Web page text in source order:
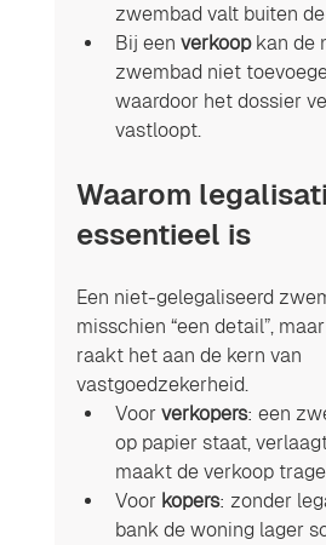
zwembad valt buiten
Bij een verkoop kan de
zwembad niet
waardoor het dossier
vastloopt.
Waarom
essentieel is
Een niet-gelegaliseerd
misschien “een detail”,
raakt het aan de kern van
vastgoedzekerheid.
Voor verkopers: een
op papier staat,
maakt de verkoop
Voor kopers: zonder
bank de woning lager